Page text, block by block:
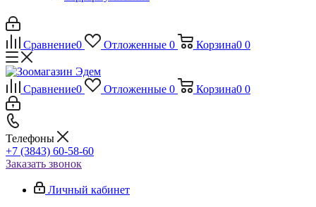
Сравнение0 Отложенные 0 Корзина0 0
Сравнение0 Отложенные 0 Корзина0 0
Телефоны
+7 (3843) 60-58-60
Заказать звонок
Личный кабинет